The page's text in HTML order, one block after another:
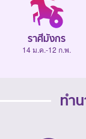
ราศีมังกร
14 ม.ค.-12 ก.พ.
ทำ